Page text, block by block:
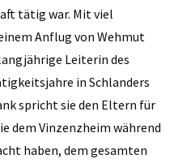
tätig war. Mit viel
Anflug von Wehmut
Leiterin des
in Schlanders
spricht sie den Eltern für
dem Vinzenzheim während
haben, dem gesamten